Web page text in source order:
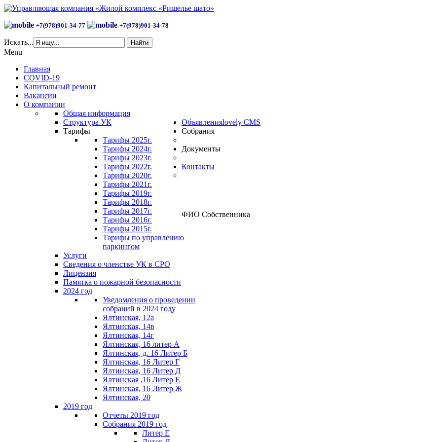
+7(978)901-34-77 +7(978)901-34-78
Искать... Найти
Menu
Главная
COVID-19
Капитальный ремонт
Вакансии
О компании
Общая информация
Структура УК
Тарифы
Тарифы 2025г.
Тарифы 2024г.
Тарифы 2023г.
Тарифы 2022г.
Тарифы 2020г.
Тарифы 2021г.
Тарифы 2019г.
Тарифы 2018г.
Тарифы 2017г.
Тарифы 2016г.
Тарифы 2015г.
Тарифы по управлению
паркингом
Услуги
Сведения о членстве УК в СРО
Лицензия
Памятка о пожарной безопасности
Объявленияlovely CMS
Собрания
2024 год
Уведомления о проведении
собраний в 2024 году
Ялтинская, 12а
Ялтинская, 14в
Ялтинская, 14г
Ялтинская, 16 литер А
Ялтинская, д. 16 Литер Б
Ялтинская, 16 Литер Г
Ялтинская, 16 Литер Д
Ялтинская ,16 Литер Е
Ялтинская, 16 Литер Ж
Ялтинская, 20
2019 год
Отчеты 2019 год
Собрания 2019 год
Литер Е
Документы
Контакты
ФИО Собственника